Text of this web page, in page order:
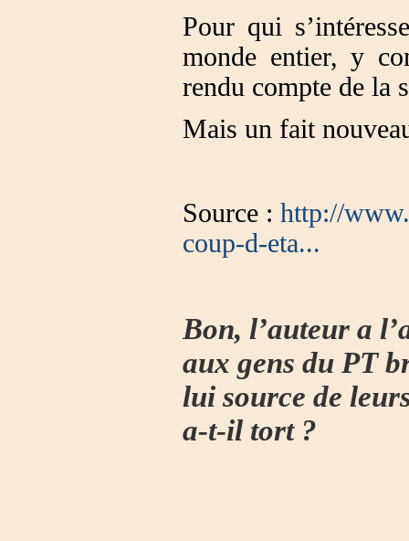
Pour qui
monde entier, y
rendu compte de la
Mais un fait
Source : http://
coup-d-eta...
Bon, l’auteur a
aux gens du PT
lui source de
a-t-il tort ?